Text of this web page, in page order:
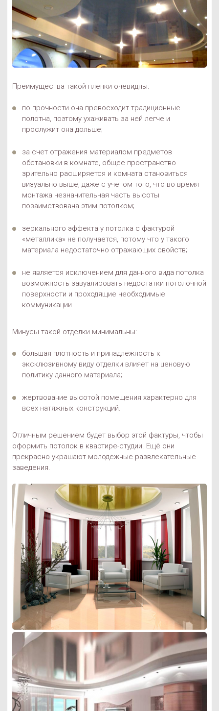
Преимущества такой пленки очевидны:
по прочности она превосходит традиционные
полотна, поэтому ухаживать за ней легче и
прослужит она дольше;
за счет отражения материалом предметов
обстановки в комнате, общее пространство
зрительно расширяется и комната становиться
визуально выше, даже с учетом того, что во время
монтажа незначительная часть высоты
позаимствована этим потолком;
зеркального эффекта у потолка с фактурой
«металлика» не получается, потому что у такого
материала недостаточно отражающих свойств;
не является исключением для данного вида потолка
возможность завуалировать недостатки потолочной
поверхности и проходящие необходимые
коммуникации.
Минусы такой отделки минимальны:
большая плотность и принадлежность к
эксклюзивному виду отделки влияет на ценовую
политику данного материала;
жертвование высотой помещения характерно для
всех натяжных конструкций.
Отличным решением будет выбор этой фактуры, чтобы
оформить потолок в квартире-студии. Ещё они
прекрасно украшают молодежные развлекательные
заведения.